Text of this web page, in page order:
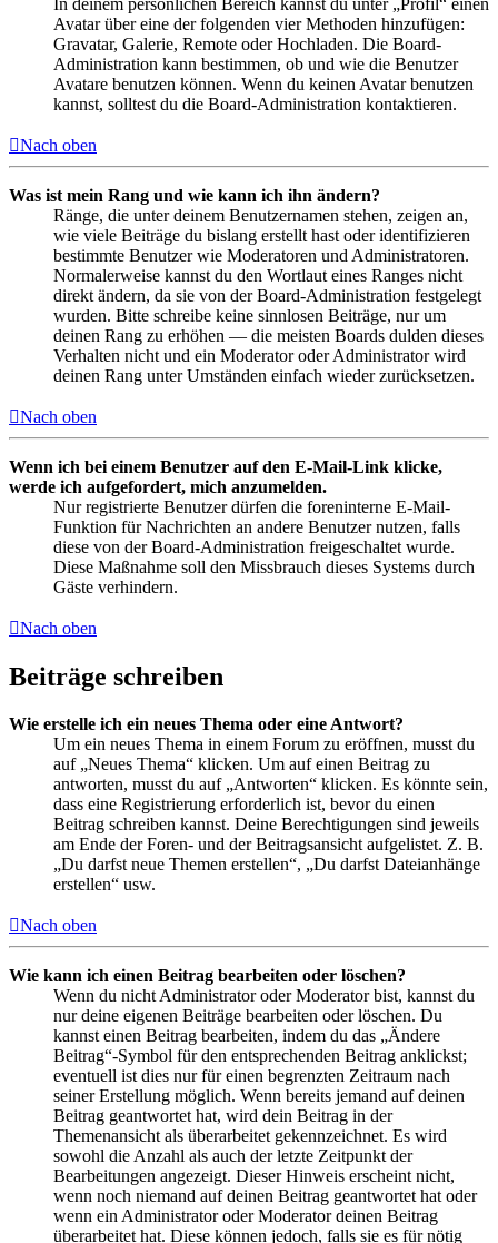
In deinem persönlichen Bereich kannst du unter „Profil“ einen
Avatar über eine der folgenden vier Methoden hinzufügen:
Gravatar, Galerie, Remote oder Hochladen. Die Board-
Administration kann bestimmen, ob und wie die Benutzer
Avatare benutzen können. Wenn du keinen Avatar benutzen
kannst, solltest du die Board-Administration kontaktieren.
Nach oben
Was ist mein Rang und wie kann ich ihn ändern?
Ränge, die unter deinem Benutzernamen stehen, zeigen an,
wie viele Beiträge du bislang erstellt hast oder identifizieren
bestimmte Benutzer wie Moderatoren und Administratoren.
Normalerweise kannst du den Wortlaut eines Ranges nicht
direkt ändern, da sie von der Board-Administration festgelegt
wurden. Bitte schreibe keine sinnlosen Beiträge, nur um
deinen Rang zu erhöhen — die meisten Boards dulden dieses
Verhalten nicht und ein Moderator oder Administrator wird
deinen Rang unter Umständen einfach wieder zurücksetzen.
Nach oben
Wenn ich bei einem Benutzer auf den E-Mail-Link klicke,
werde ich aufgefordert, mich anzumelden.
Nur registrierte Benutzer dürfen die foreninterne E-Mail-
Funktion für Nachrichten an andere Benutzer nutzen, falls
diese von der Board-Administration freigeschaltet wurde.
Diese Maßnahme soll den Missbrauch dieses Systems durch
Gäste verhindern.
Nach oben
Beiträge schreiben
Wie erstelle ich ein neues Thema oder eine Antwort?
Um ein neues Thema in einem Forum zu eröffnen, musst du
auf „Neues Thema“ klicken. Um auf einen Beitrag zu
antworten, musst du auf „Antworten“ klicken. Es könnte sein,
dass eine Registrierung erforderlich ist, bevor du einen
Beitrag schreiben kannst. Deine Berechtigungen sind jeweils
am Ende der Foren- und der Beitragsansicht aufgelistet. Z. B.
„Du darfst neue Themen erstellen“, „Du darfst Dateianhänge
erstellen“ usw.
Nach oben
Wie kann ich einen Beitrag bearbeiten oder löschen?
Wenn du nicht Administrator oder Moderator bist, kannst du
nur deine eigenen Beiträge bearbeiten oder löschen. Du
kannst einen Beitrag bearbeiten, indem du das „Ändere
Beitrag“-Symbol für den entsprechenden Beitrag anklickst;
eventuell ist dies nur für einen begrenzten Zeitraum nach
seiner Erstellung möglich. Wenn bereits jemand auf deinen
Beitrag geantwortet hat, wird dein Beitrag in der
Themenansicht als überarbeitet gekennzeichnet. Es wird
sowohl die Anzahl als auch der letzte Zeitpunkt der
Bearbeitungen angezeigt. Dieser Hinweis erscheint nicht,
wenn noch niemand auf deinen Beitrag geantwortet hat oder
wenn ein Administrator oder Moderator deinen Beitrag
überarbeitet hat. Diese können jedoch, falls sie es für nötig